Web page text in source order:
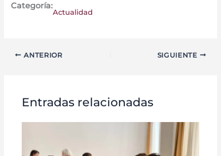
Categoría:
Actualidad
ANTERIOR SIGUIENTE
Entradas relacionadas